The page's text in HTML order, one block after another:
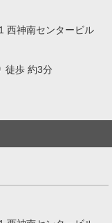
西神南センタービル
徒歩 約3分